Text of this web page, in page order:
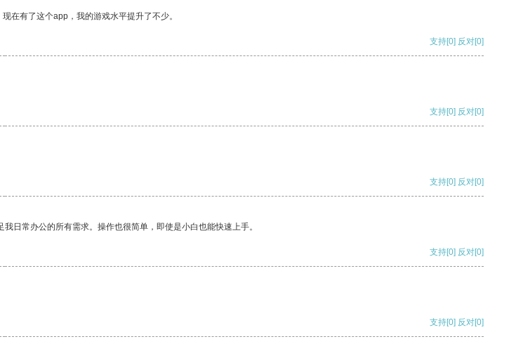
在有了这个app，我的游戏水平提升了不少。
支持[0] 反对[0]
支持[0] 反对[0]
支持[0] 反对[0]
日常办公的所有需求。操作也很简单，即使是小白也能快速上手。
支持[0] 反对[0]
支持[0] 反对[0]